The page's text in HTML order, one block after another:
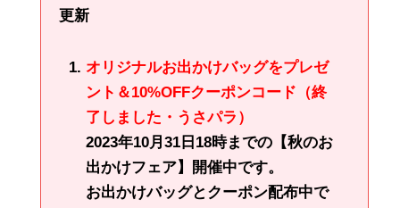
更新
オリジナルお出かけバッグをプレゼ
ント＆10%OFFクーポンコード（終
了しました・うさパラ）
2023年10月31日18時までの【秋のお
出かけフェア】開催中です。
お出かけバッグとクーポン配布中で